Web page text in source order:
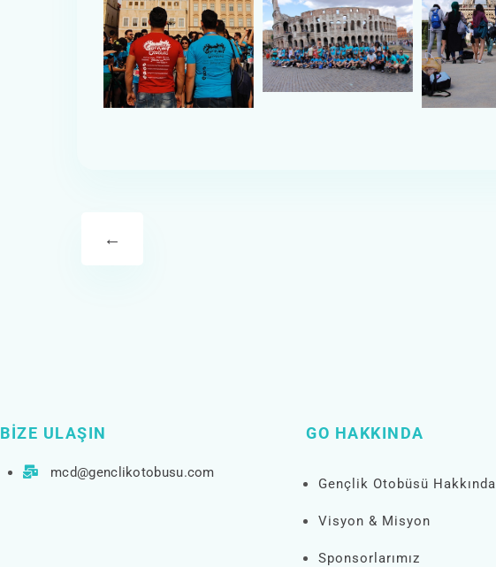
←
BIZE ULAŞIN
mcd@genclikotobusu.com
GO HAKKINDA
Gençlik Otobüsü Hakkında
Visyon & Misyon
Sponsorlarımız